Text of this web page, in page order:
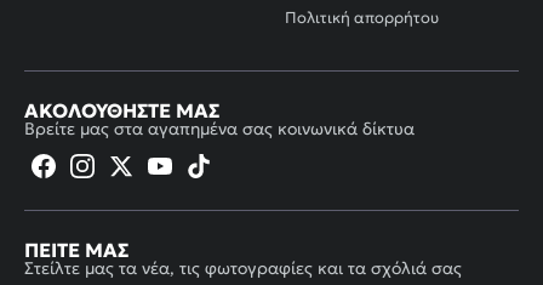
Πολιτική απορρήτου
ΑΚΟΛΟΥΘΉΣΤΕ ΜΑΣ
Βρείτε μας στα αγαπημένα σας κοινωνικά δίκτυα
ΠΕΊΤΕ ΜΑΣ
Στείλτε μας τα νέα, τις φωτογραφίες και τα σχόλιά σας